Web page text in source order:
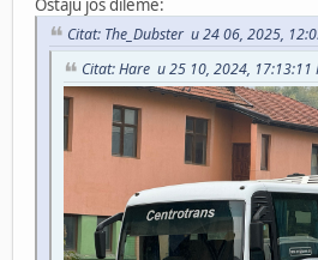
Citat: The_Dubster u 24 06, 2025,
Citat: Hare u 25 10, 2024, 17:13:11